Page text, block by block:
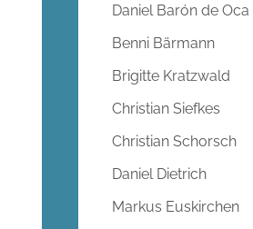
Daniel Barón de Oca
Benni Bärmann
Brigitte Kratzwald
Christian Siefkes
Christian Schorsch
Daniel Dietrich
Markus Euskirchen